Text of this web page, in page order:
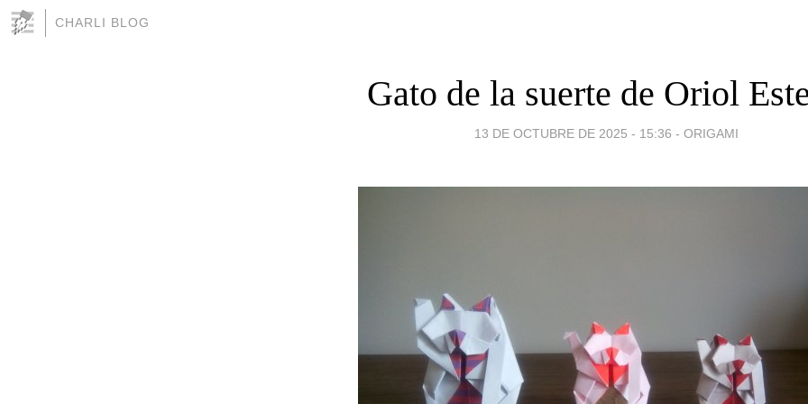
CHARLI BLOG
Gato de la suerte de Oriol
13 DE OCTUBRE DE 2025 - 15:36 - ORIGAMI